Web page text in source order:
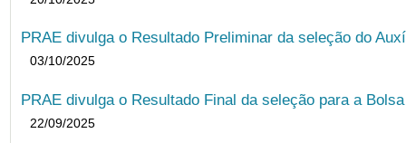
PRAE divulga o Resultado Preliminar da seleção do
03/10/2025
PRAE divulga o Resultado Final da seleção para a
22/09/2025